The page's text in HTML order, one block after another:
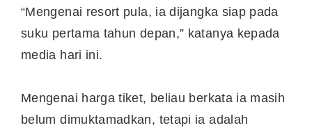
“Mengenai resort pula, ia dijangka siap pada
suku pertama tahun depan,” katanya kepada
media hari ini.
Mengenai harga tiket, beliau berkata ia masih
belum dimuktamadkan, tetapi ia adalah